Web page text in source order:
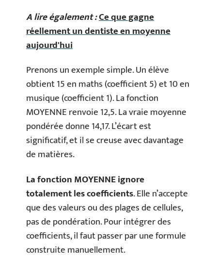
A lire également :Ce que gagne
réellement un dentiste en moyenne
aujourd'hui
Prenons un exemple simple. Un élève
obtient 15 en maths (coefficient 5) et 10 en
musique (coefficient 1). La fonction
MOYENNE renvoie 12,5. La vraie moyenne
pondérée donne 14,17. L’écart est
significatif, et il se creuse avec davantage
de matières.
La fonction MOYENNE ignore
totalement les coefficients. Elle n’accepte
que des valeurs ou des plages de cellules,
pas de pondération. Pour intégrer des
coefficients, il faut passer par une formule
construite manuellement.